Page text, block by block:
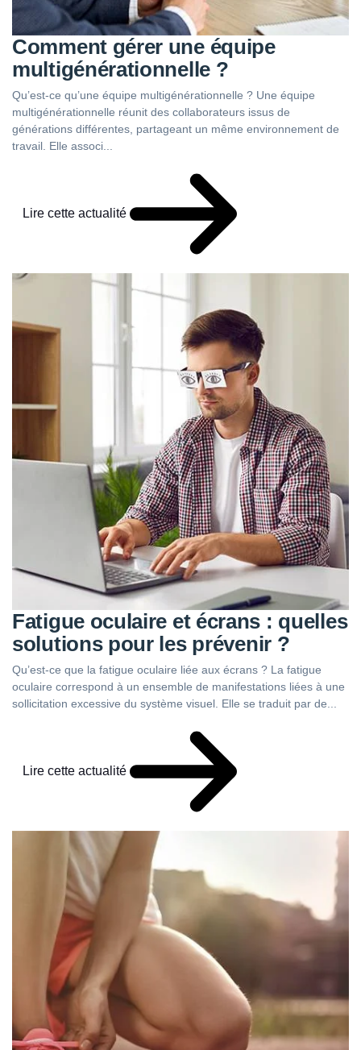
Comment gérer une équipe
multigénérationnelle ?
Qu’est-ce qu’une équipe multigénérationnelle ? Une équipe
multigénérationnelle réunit des collaborateurs issus de
générations différentes, partageant un même environnement de
travail. Elle associ...
Lire cette actualité
Fatigue oculaire et écrans : quelles
solutions pour les prévenir ?
Qu’est-ce que la fatigue oculaire liée aux écrans ? La fatigue
oculaire correspond à un ensemble de manifestations liées à une
sollicitation excessive du système visuel. Elle se traduit par de...
Lire cette actualité